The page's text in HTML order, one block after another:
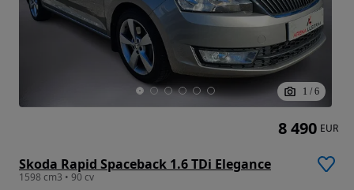
1 / 6
Skoda Rapid Spaceback 1.6 TDi Elegance
1598 cm3 • 90 cv
8 490 EUR